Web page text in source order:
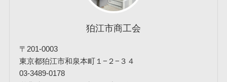
狛江市商工会
〒201-0003
東京都狛江市和泉本町１−２−３４
03-3489-0178